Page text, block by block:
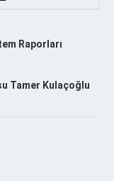
Raporları
Tamer Kulaçoğlu